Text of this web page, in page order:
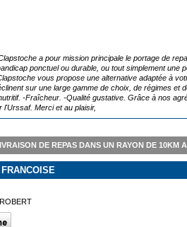
a pour mission principale le portage de
ponctuel ou durable, ou tout simplement
vous propose une alternative adaptée à
sur une large gamme de choix, de régimes
-Fraîcheur. -Qualité gustative. Grâce à nos
l'Urssaf. Merci et au plaisir,
DE REPAS DANS UN RAYON DE 10KM